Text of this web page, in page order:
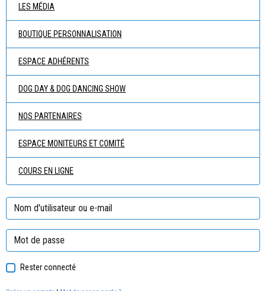
LES MÉDIA
BOUTIQUE PERSONNALISATION
ESPACE ADHÉRENTS
DOG DAY & DOG DANCING SHOW
NOS PARTENAIRES
ESPACE MONITEURS ET COMITÉ
COURS EN LIGNE
Rester connecté